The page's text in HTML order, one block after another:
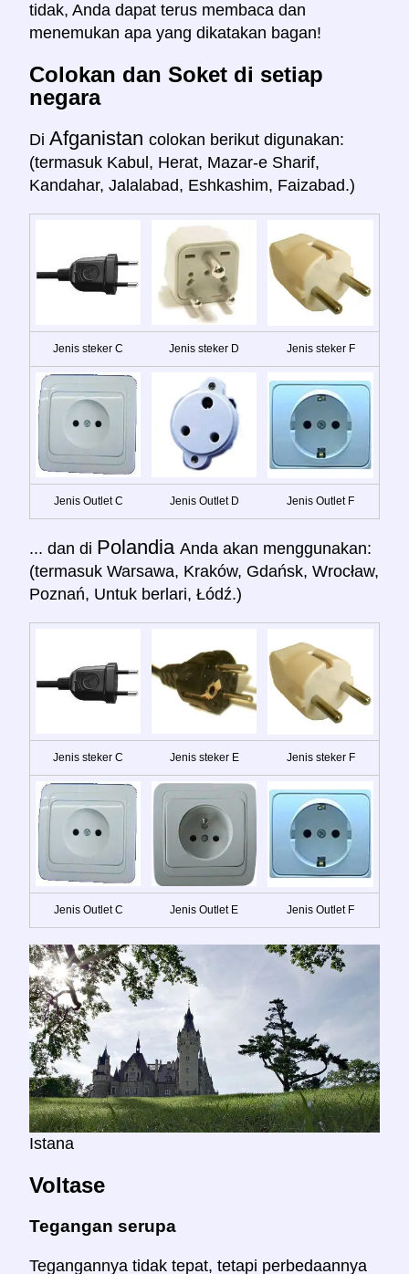
tidak, Anda dapat terus membaca dan
menemukan apa yang dikatakan bagan!
Colokan dan Soket di setiap
negara
Di Afganistan colokan berikut digunakan:
(termasuk Kabul, Herat, Mazar-e Sharif,
Kandahar, Jalalabad, Eshkashim, Faizabad.)
Jenis steker C Jenis steker D Jenis steker F
Jenis Outlet C Jenis Outlet D Jenis Outlet F
... dan di Polandia Anda akan menggunakan:
(termasuk Warsawa, Kraków, Gdańsk, Wrocław,
Poznań, Untuk berlari, Łódź.)
Jenis steker C Jenis steker E Jenis steker F
Jenis Outlet C Jenis Outlet E Jenis Outlet F
Istana
Voltase
Tegangan serupa
Tegangannya tidak tepat, tetapi perbedaannya